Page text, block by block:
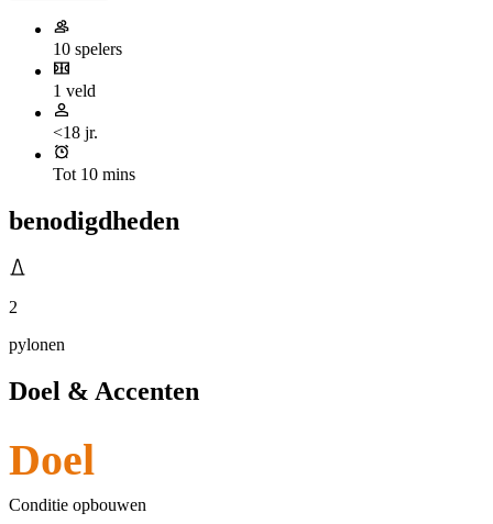
10 spelers
1 veld
<18 jr.
Tot 10 mins
benodigdheden
2
pylonen
Doel & Accenten
Doel
Conditie opbouwen